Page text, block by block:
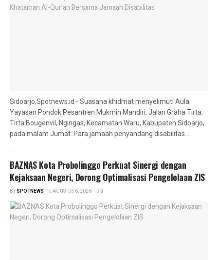
Sidoarjo,Spotnews.id - Suasana khidmat menyelimuti Aula
Yayasan Pondok Pesantren Mukmin Mandiri, Jalan Graha Tirta,
Tirta Bougenvil, Ngingas, Kecamatan Waru, Kabupaten Sidoarjo,
pada malam Jumat. Para jamaah penyandang disabilitas...
BAZNAS Kota Probolinggo Perkuat Sinergi dengan
Kejaksaan Negeri, Dorong Optimalisasi Pengelolaan ZIS
BYSPOTNEWS AGUSTUS 6, 2026 0